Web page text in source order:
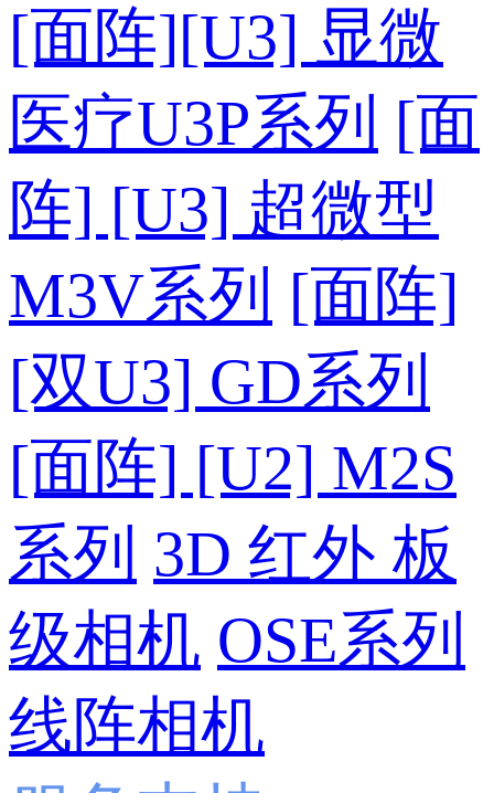
[面阵][U3] 显微
医疗U3P系列 [面
阵] [U3] 超微型
M3V系列 [面阵]
[双U3] GD系列
[面阵] [U2] M2S
系列 3D 红外 板
级相机 OSE系列
线阵相机